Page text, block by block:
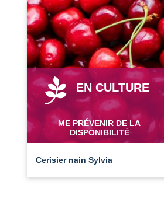
EN CULTURE
ME PRÉVENIR DE LA
DISPONIBILITÉ
Cerisier nain Sylvia